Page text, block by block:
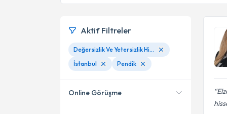
Aktif Filtreler
Değersizlik Ve Yetersizlik Hisleri
İstanbul
Pendik
Online Görüşme